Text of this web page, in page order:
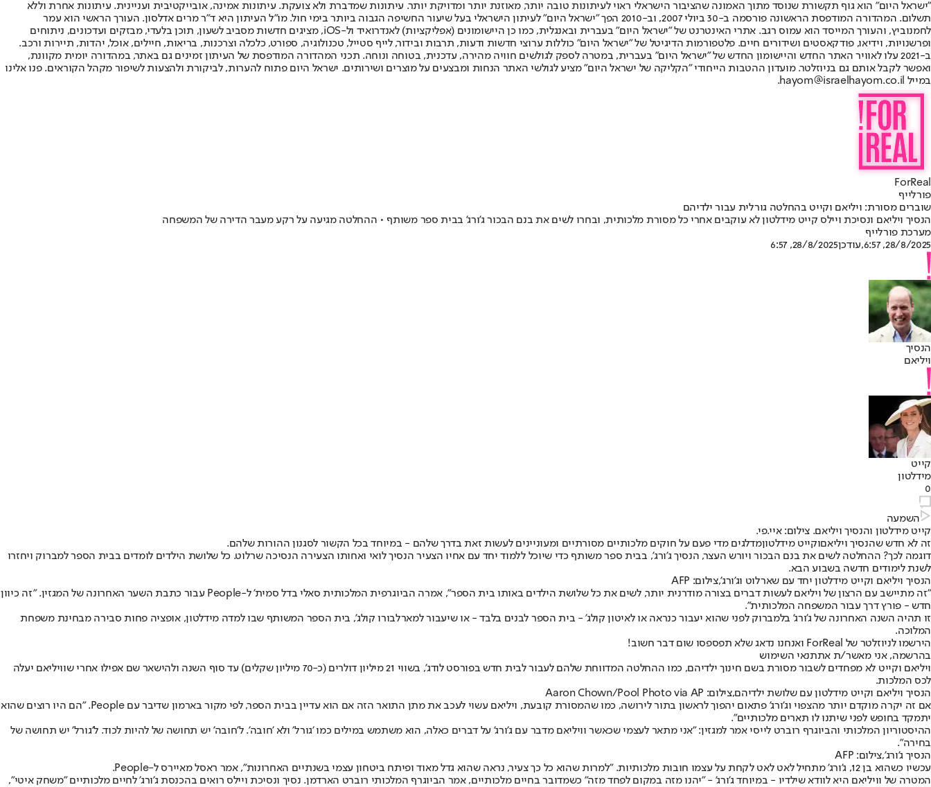
"ישראל היום" הוא גוף תקשורת שנוסד מתוך האמונה שהציבור הישראלי ראוי לעיתונות טובה יותר, מאוזנת יותר ומדויקת יותר. עיתונות שמדברת ולא צועקת. עיתונות אמינה, אובייקטיבית ועניינית. עיתונות אחרת וללא
תשלום. המהדורה המודפסת הראשונה פורסמה ב-30 ביולי 2007, וב-2010 הפך "ישראל היום" לעיתון הישראלי בעל שיעור החשיפה הגבוה ביותר בימי חול. מו"ל העיתון היא ד"ר מרים אדלסון. העורך הראשי הוא עמר
לחמנוביץ, והעורך המייסד הוא עמוס רגב. אתרי האינטרנט של "ישראל היום" בעברית ובאנגלית, כמו כן היישומונים (אפליקציות) לאנדרואיד ול-iOS, מציגים חדשות מסביב לשעון, תוכן בלעדי, מבזקים ועדכונים, ניתוחים
ופרשנויות, וידיאו, פודקאסטים ושידורים חיים. פלטפורמות הדיגיטל של "ישראל היום" כוללות ערוצי חדשות ודעות, תרבות ובידור, לייף סטייל, טכנולוגיה, ספורט, כלכלה וצרכנות, בריאות, חיילים, אוכל, יהדות, תיירות ורכב.
ב-2021 עלו לאוויר האתר החדש והיישומון החדש של "ישראל היום" בעברית, במטרה לספק לגולשים חוויה מהירה, עדכנית, בטוחה ונוחה. תכני המהדורה המודפסת של העיתון זמינים גם באתר, במהדורה יומית מקוונת,
ואפשר לקבל אותם גם בניוזלטר. מועדון ההטבות הייחודי "הקליקה של ישראל היום" מציע לגולשי האתר הנחות ומבצעים על מוצרים ושירותים. ישראל היום פתוח להערות, לביקורת ולהצעות לשיפור מקהל הקוראים. פנו אלינו
במייל hayom@israelhayom.co.il.
ForReal
פורלייף
שוברים מסורת: ויליאם וקייט בהחלטה גורלית עבור ילדיהם
הנסיך ויליאם ונסיכת ויילס קייט מידלטון לא עוקבים אחרי כל מסורת מלכותית, ובחרו לשים את בנם הבכור ג'ורג' בבית ספר משותף • ההחלטה מגיעה על רקע מעבר הדירה של המשפחה
מערכת פורלייף
28/8/2025, 6:57
,עודכן28/8/2025, 6:57
הנסיך
ויליאם
קייט
מידלטון
0
השמעה
קייט מידלטון והנסיך ויליאם. צילום: איי.פי.
זה לא חדש שהנסיך ויליאםוקייט מידלטוןמדלגים מדי פעם על חוקים מלכותיים מסורתיים ומעוניינים לעשות זאת בדרך שלהם - במיוחד בכל הקשור לסגנון ההורות שלהם.
דוגמה לכך? ההחלטה לשים את בנם הבכור ויורש העצר, הנסיך ג'ורג', בבית ספר משותף כדי שיוכל ללמוד יחד עם אחיו הצעיר הנסיך לואי ואחותו הצעירה הנסיכה שרלוט. כל שלושת הילדים לומדים בבית הספר למברוק ויחזרו
לשנת לימודים חדשה בשבוע הבא.
הנסיך ויליאם וקייט מידלטון יחד עם שארלוט וג'ורג',צילום: AFP
"זה מתיישב עם הרצון של ויליאם לעשות דברים בצורה מודרנית יותר, לשים את כל שלושת הילדים באותו בית הספר", אמרה הביוגרפית המלכותית סאלי בדל סמית' ל-People עבור כתבת השער האחרונה של המגזין. "זה כיוון
חדש - פורץ דרך עבור המשפחה המלכותית".
זו תהיה השנה האחרונה של ג'ורג' בלמברוק לפני שהוא יעבור כנראה או לאיטון קולג' - בית הספר לבנים בלבד - או שיעבור למארלבורו קולג', בית הספר המשותף שבו למדה מידלטון, אופציה פחות סבירה מבחינת משפחת
המלוכה.
הירשמו לניוזלטר של ForReal ואנחנו נדאג שלא תפספסו שום דבר חשוב!
בהרשמה, אני מאשר/ת אתתנאי השימוש
ויליאם וקייט לא מפחדים לשבור מסורת בשם חינוך ילדיהם, כמו ההחלטה המדווחת שלהם לעבור לבית חדש בפורסט לודג', בשווי 21 מיליון דולרים (כ-70 מיליון שקלים) עד סוף השנה ולהישאר שם אפילו אחרי שוויליאם יעלה
לכס המלכות.
הנסיך ויליאם וקייט מידלטון עם שלושת ילדיהם,צילום: Aaron Chown/Pool Photo via AP
אם זה יקרה מוקדם יותר מהצפוי וג'ורג' פתאום יהפוך לראשון בתור לירושה, כמו שהמסורת קובעת, ויליאם עשוי לעכב את מתן התואר הזה אם הוא עדיין בבית הספר, לפי מקור בארמון שדיבר עם People. "הם היו רוצים שהוא
יתמקד בחופש לפני שיתנו לו תארים מלכותיים".
ההיסטוריון המלכותי והביוגרף רוברט לייסי אמר למגזין: "אני מתאר לעצמי שכאשר וויליאם מדבר עם ג'ורג' על דברים כאלה, הוא משתמש במילים כמו 'גורל' ולא 'חובה'. ל'חובה' יש תחושה של להיות לכוד. ל'גורל' יש תחושה של
בחירה".
הנסיך ג'ורג',צילום: AFP
עכשיו כשהוא בן 12, ג'ורג' מתחיל לאט לאט לקחת על עצמו חובות מלכותיות. "למרות שהוא כל כך צעיר, נראה שהוא גדל מאוד ופיתח ביטחון עצמי בשנתיים האחרונות", אמר ראסל מאיירס ל-People.
המטרה של וויליאם היא לוודא שילדיו - במיוחד ג'ורג' - "יהנו מזה במקום לפחד מזה" כשמדובר בחיים מלכותיים, אמר הביוגרף המלכותי רוברט הארדמן. נסיך ונסיכת ויילס רואים בהכנסת ג'ורג' לחיים מלכותיים "משחק איטי",